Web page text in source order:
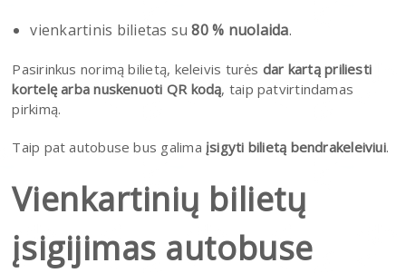
vienkartinis bilietas su80 % nuolaida.
Pasirinkus norimą bilietą, keleivis turės dar kartą priliesti
kortelę arba nuskenuoti QR kodą, taip patvirtindamas
pirkimą.
Taip pat autobuse bus galima įsigyti bilietą bendrakeleiviui.
Vienkartinių bilietų
įsigijimas autobuse